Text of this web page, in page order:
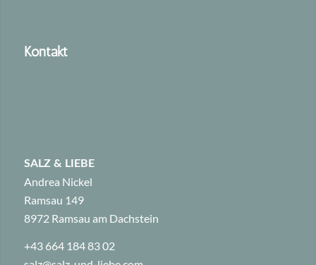
Kontakt
SALZ & LIEBE
Andrea Nickel
Ramsau 149
8972 Ramsau am Dachstein
+43 664 184 83 02